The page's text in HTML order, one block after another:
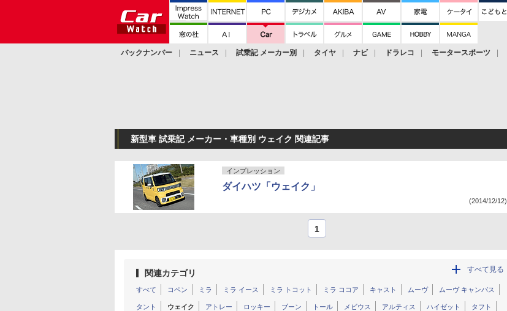
バックナンバー ニュース 試乗記 メーカー別 タイヤ ナビ ドラレコ モータースポーツ
新型車 試乗記 メーカー・車種別 ウェイク 関連記事
インプレッション
ダイハツ「ウェイク」
(2014/12/12)
1
関連カテゴリ すべて見る
すべて コペン ミラ ミラ イース ミラ トコット ミラ ココア キャスト ムーヴ ムーヴ キャンバス
タント ウェイク アトレー ロッキー ブーン トール メビウス アルティス ハイゼット タフト